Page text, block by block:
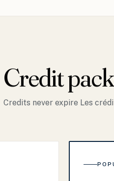
Credit
Credits never expire Les